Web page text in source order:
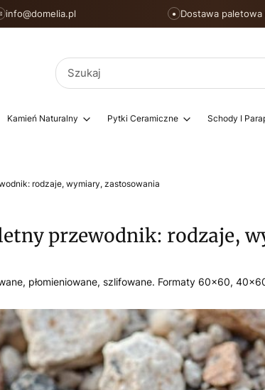
info@domelia.pl ● Dostawa
Kamień Naturalny Pytki Ceramiczne Schody I
rodzaje, wymiary, zastosowania
przewodnik: rodzaje,
płomieniowane, szlifowane. Formaty 60×60,